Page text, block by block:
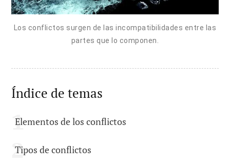
Los conflictos surgen de las incompatibilidades entre las
partes que lo componen.
Índice de temas
Elementos de los conflictos
Tipos de conflictos